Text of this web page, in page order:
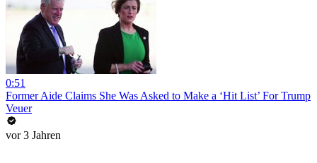
0:51
Former Aide Claims She Was Asked to Make a ‘Hit List’ For Trump
Veuer
vor 3 Jahren